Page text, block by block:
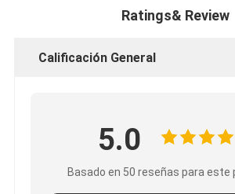
Ratings& Review
Calificación General
5.0
Basado en 50 reseñas para este